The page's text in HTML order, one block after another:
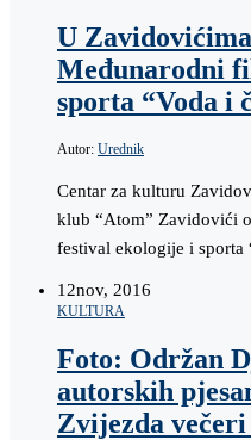
U
Međunarodni
sporta “Voda i
Autor: Urednik
Centar za kulturu
klub “Atom” Zavidovići
festival ekologije i
12nov, 2016
KULTURA
Foto: Održan
autorskih
Zvijezda